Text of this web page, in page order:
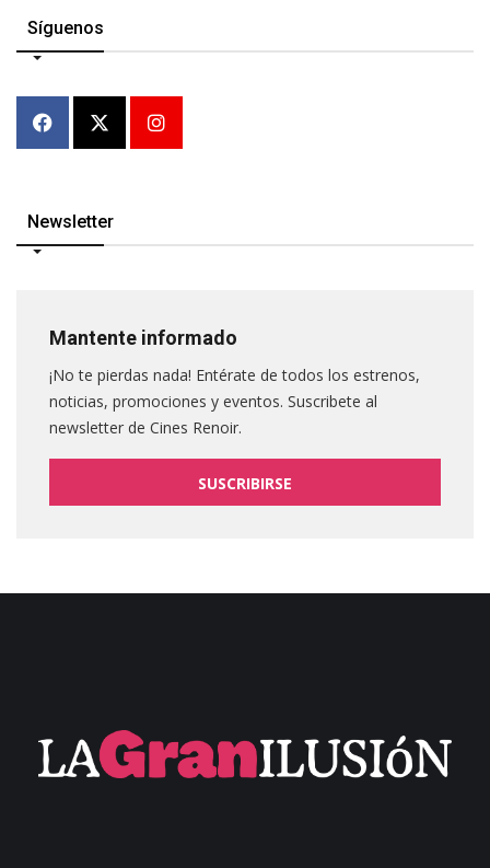
Síguenos
Newsletter
Mantente informado
¡No te pierdas nada! Entérate de todos los estrenos,
noticias, promociones y eventos. Suscribete al
newsletter de Cines Renoir.
SUSCRIBIRSE